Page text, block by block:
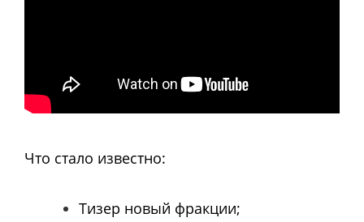
Что стало известно:
Тизер новый фракции;